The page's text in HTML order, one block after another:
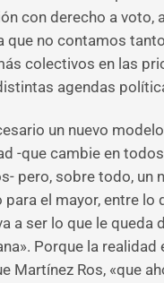
con derecho a voto,
que no contamos
colectivos en las
agendas
un nuevo
-que cambie en
pero, sobre todo, un
para el mayor, entre lo
a ser lo que le queda
Porque la realidad
Martínez Ros, «que